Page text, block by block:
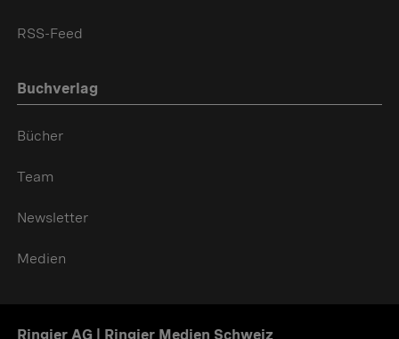
RSS-Feed
Buchverlag
Bücher
Team
Newsletter
Medien
Ringier AG | Ringier Medien Schweiz